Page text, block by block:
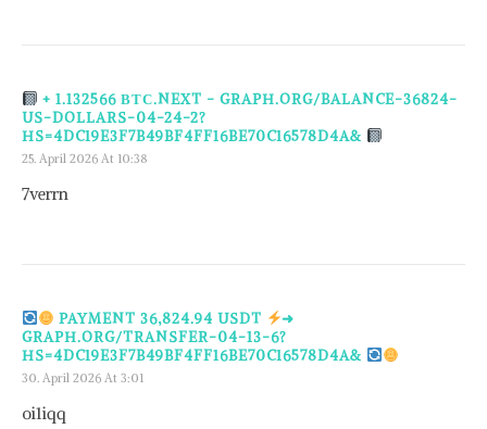
+ 1.132566 ВТС.NEXT - GRAPH.ORG/BALANCE-36824-
US-DOLLARS-04-24-2?
HS=4DC19E3F7B49BF4FF16BE70C16578D4A&
25. April 2026 At 10:38
7verrn
PAYMENT 36,824.94 USDT
➜
GRAPH.ORG/TRANSFER-04-13-6?
HS=4DC19E3F7B49BF4FF16BE70C16578D4A&
30. April 2026 At 3:01
oi1iqq